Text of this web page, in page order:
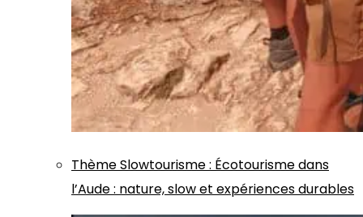
ThèmeSlowtourisme: Écotourisme dans
l’Aude : nature, slow et expériences durables